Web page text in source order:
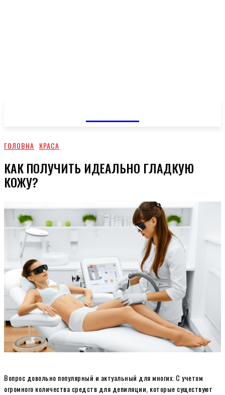
ГОЛОВНА КРАСА
КАК ПОЛУЧИТЬ ИДЕАЛЬНО ГЛАДКУЮ
КОЖУ?
Вопрос довольно популярный и актуальный для многих. С учетом
огромного количества средств для депиляции, которые существуют